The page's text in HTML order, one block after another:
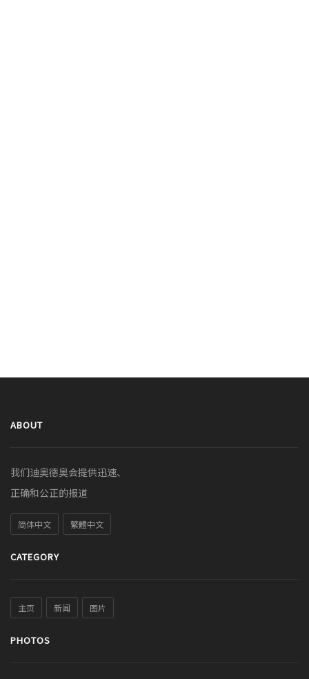
ABOUT
我们迪奥德奥会提供迅速、
正确和公正的报道
简体中文 繁體中文
CATEGORY
主页 新闻 图片
PHOTOS